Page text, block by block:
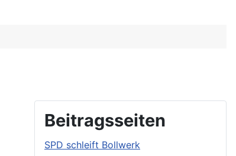
Beitragsseiten
SPD schleift Bollwerk